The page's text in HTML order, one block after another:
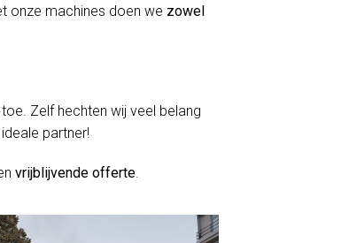
onze machines doen we zowel
Zelf hechten wij veel belang
partner!
vrijblijvende offerte.